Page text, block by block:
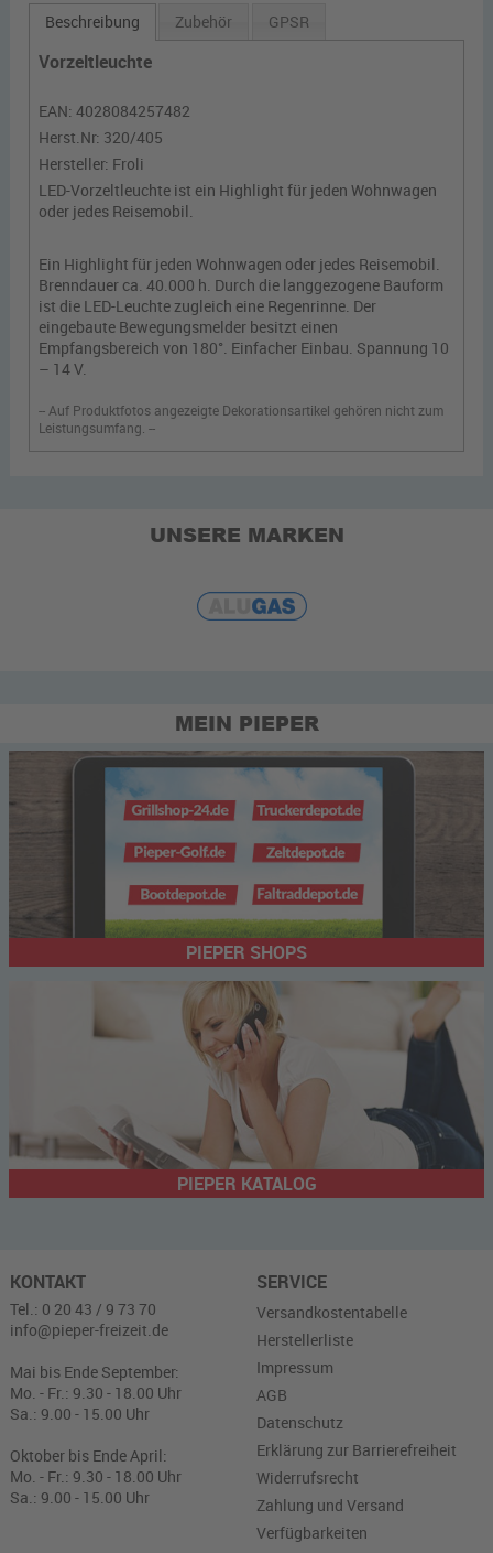
Beschreibung Zubehör GPSR
Vorzeltleuchte
EAN: 4028084257482
Herst.Nr: 320/405
Hersteller: Froli
LED-Vorzeltleuchte ist ein Highlight für jeden Wohnwagen
oder jedes Reisemobil.
Ein Highlight für jeden Wohnwagen oder jedes Reisemobil.
Brenndauer ca. 40.000 h. Durch die langgezogene Bauform
ist die LED-Leuchte zugleich eine Regenrinne. Der
eingebaute Bewegungsmelder besitzt einen
Empfangsbereich von 180°. Einfacher Einbau. Spannung 10
– 14 V.
-- Auf Produktfotos angezeigte Dekorationsartikel gehören nicht zum
Leistungsumfang. --
UNSERE MARKEN
MEIN PIEPER
PIEPER SHOPS
PIEPER KATALOG
KONTAKT
Tel.: 0 20 43 / 9 73 70
info@pieper-freizeit.de
Mai bis Ende September:
Mo. - Fr.: 9.30 - 18.00 Uhr
Sa.: 9.00 - 15.00 Uhr
Oktober bis Ende April:
Mo. - Fr.: 9.30 - 18.00 Uhr
Sa.: 9.00 - 15.00 Uhr
SERVICE
Versandkostentabelle
Herstellerliste
Impressum
AGB
Datenschutz
Erklärung zur Barrierefreiheit
Widerrufsrecht
Zahlung und Versand
Verfügbarkeiten